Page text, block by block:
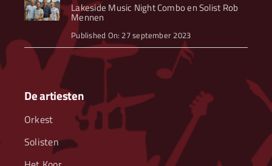
Lakeside Music Night Combo en Solist Rob
Mennen
Published On: 27 september 2023
De artiesten
Orkest
Solisten